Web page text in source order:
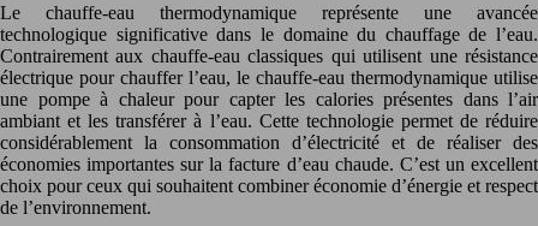
Le chauffe-eau thermodynamique représente une avancée
technologique significative dans le domaine du chauffage de l’eau.
Contrairement aux chauffe-eau classiques qui utilisent une résistance
électrique pour chauffer l’eau, le chauffe-eau thermodynamique utilise
une pompe à chaleur pour capter les calories présentes dans l’air
ambiant et les transférer à l’eau. Cette technologie permet de réduire
considérablement la consommation d’électricité et de réaliser des
économies importantes sur la facture d’eau chaude. C’est un excellent
choix pour ceux qui souhaitent combiner économie d’énergie et respect
de l’environnement.